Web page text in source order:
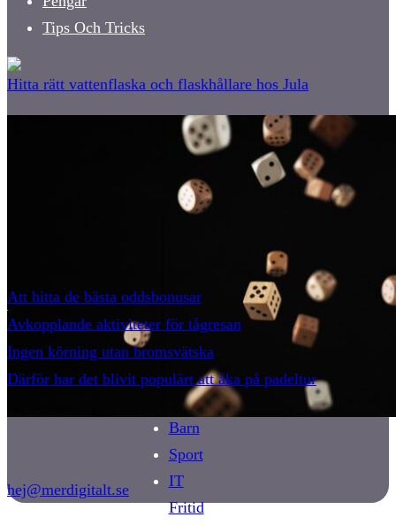
Tips Och Tricks
Hitta rätt vattenflaska och flaskhållare hos Jula
Att hitta de bästa oddsbonusar
Avkopplande aktiviteter för tågresan
Ingen körning utan bromsvätska
Därför har det blivit populärt att åka på padeltur
Bostäder
Barn
Sport
IT
Fritid
hej@merdigitalt.se